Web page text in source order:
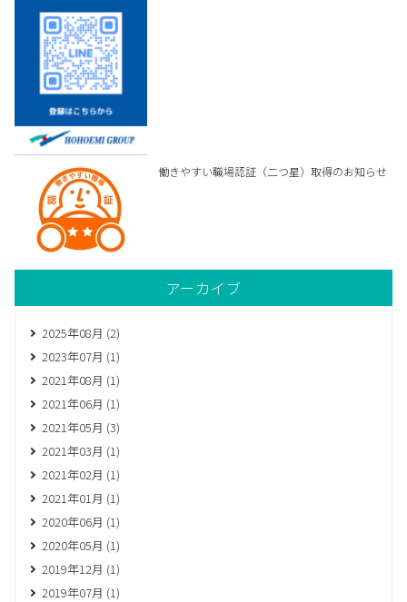
働きやすい職場認証（二つ星）取得のお知らせ
アーカイブ
2025年08月 (2)
2023年07月 (1)
2021年08月 (1)
2021年06月 (1)
2021年05月 (3)
2021年03月 (1)
2021年02月 (1)
2021年01月 (1)
2020年06月 (1)
2020年05月 (1)
2019年12月 (1)
2019年07月 (1)